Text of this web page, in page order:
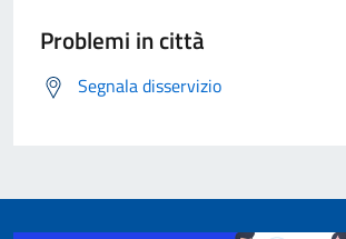
Problemi in città
Segnala disservizio